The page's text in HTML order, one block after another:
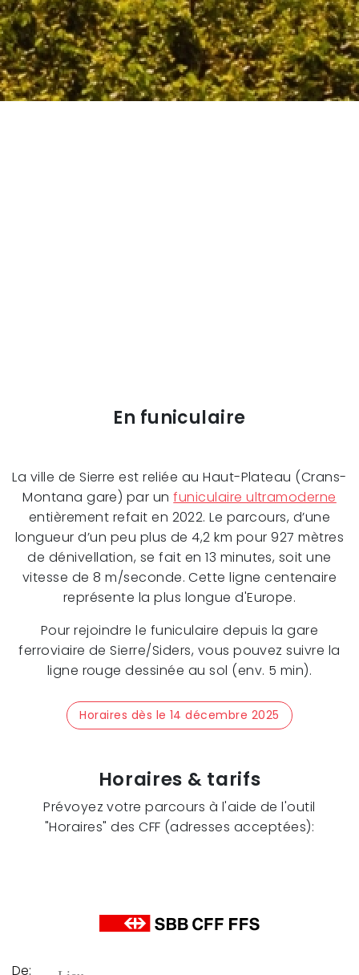
En funiculaire
La ville de Sierre est reliée au Haut-Plateau (Crans-
Montana gare) par unfuniculaire ultramoderne
entièrement refait en 2022. Le parcours, d’une
longueur d’un peu plus de 4,2 km pour 927 mètres
de dénivellation, se fait en 13 minutes, soit une
vitesse de 8 m/seconde. Cette ligne centenaire
représente la plus longue d'Europe.
Pour rejoindre le funiculaire depuis la gare
ferroviaire de Sierre/Siders, vous pouvez suivre la
ligne rouge dessinée au sol (env. 5 min).
Horaires dès le 14 décembre 2025
Horaires & tarifs
Prévoyez votre parcours à l'aide de l'outil
"Horaires" des CFF (adresses acceptées):
De: